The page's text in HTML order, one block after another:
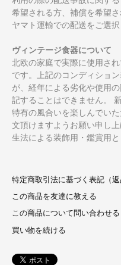
希望される方、補償を希望
ヤマト運輸での配送をご選択
ヴィンテージ食器について
北欧の家庭で実際に使用さ
です。上記のコンディショ
が、経年による劣化や使用
記することはできません。
特有の風合いを楽しんでい
文頂けますようお願い申し
生法による装飾用・鑑賞用
特定商取引法に基づく表記（返
この商品を友達に教える
この商品について問い合わせる
買い物を続ける